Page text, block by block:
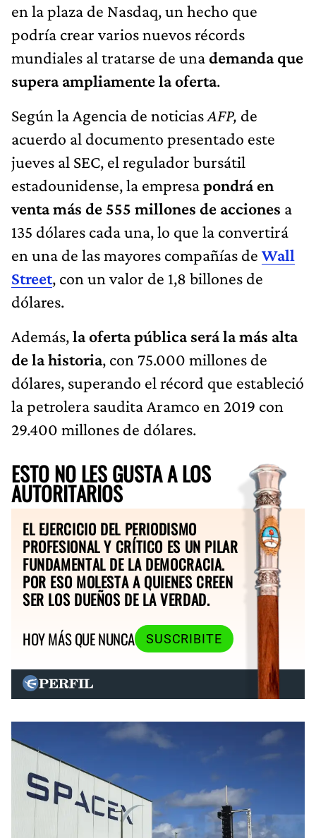
en la plaza de Nasdaq, un hecho que
podría crear varios nuevos récords
mundiales al tratarse de unademanda que
supera ampliamente la oferta.
Según la Agencia de noticiasAFP, de
acuerdo al documento presentado este
jueves al SEC, el regulador bursátil
estadounidense, la empresapondrá en
venta más de 555 millones de acciones a
135 dólares cada una, lo que la convertirá
en una de las mayores compañías de Wall
Street, con un valor de 1,8 billones de
dólares.
Además,la oferta pública será la más alta
de la historia, con 75.000 millones de
dólares, superando el récord que estableció
la petrolera saudita Aramco en 2019 con
29.400 millones de dólares.
ESTO NO LES GUSTA A LOS
AUTORITARIOS
EL EJERCICIO DEL PERIODISMO
PROFESIONAL Y CRÍTICO ES UN PILAR
FUNDAMENTAL DE LA DEMOCRACIA.
POR ESO MOLESTA A QUIENES CREEN
SER LOS DUEÑOS DE LA VERDAD.
HOY MÁS QUE NUNCA
SUSCRIBITE